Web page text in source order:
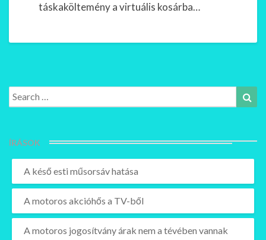
táskaköltemény a virtuális kosárba…
Search
for:
ÍRÁSOK
A késő esti műsorsáv hatása
A motoros akcióhős a TV-ből
A motoros jogosítvány árak nem a tévében vannak